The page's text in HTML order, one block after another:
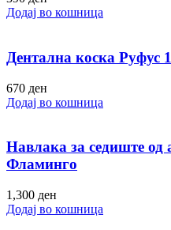
Додај во кошница
Дентална коска Руфус
670 ден
Додај во кошница
Навлака за седиште од
Фламинго
1,300 ден
Додај во кошница